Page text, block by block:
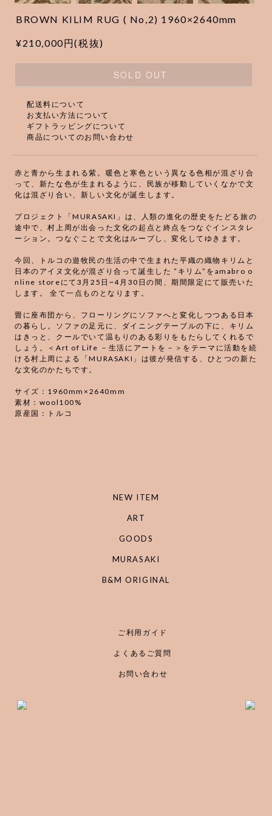
BROWN KILIM RUG ( No,2) 1960×2640mm
¥210,000円(税抜)
SOLD OUT
配送料について
お支払い方法について
ギフトラッピングについて
商品についてのお問い合わせ
赤と青から生まれる紫。暖色と寒色という異なる色相が混ざり合
って、新たな色が生まれるように、民族が移動していくなかで文
化は混ざり合い、新しい文化が誕生します。
プロジェクト「MURASAKI」は、人類の進化の歴史をたどる旅の
途中で、村上周が出会った文化の起点と終点をつなぐインスタレ
ーション。つなぐことで文化はループし、変化してゆきます。
今回、トルコの遊牧民の生活の中で生まれた平織の織物キリムと
日本のアイヌ文化が混ざり合って誕生した “キリム”をamabro o
nline storeにて3月25日~4月30日の間、期間限定にて販売いた
します。 全て一点ものとなります。
畳に座布団から、フローリングにソファへと変化しつつある日本
の暮らし。ソファの足元に、ダイニングテーブルの下に、キリム
はきっと、クールでいて温もりのある彩りをもたらしてくれるで
しょう。＜Art of Life －生活にアートを－＞をテーマに活動を続
ける村上周による「MURASAKI」は彼が発信する、ひとつの新た
な文化のかたちです。
サイズ：1960mm×2640mm
素材：wool100%
原産国：トルコ
NEW ITEM
ART
GOODS
MURASAKI
B&M ORIGINAL
ご利用ガイド
よくあるご質問
お問い合わせ